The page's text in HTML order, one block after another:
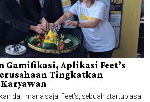
Gamifikasi, Aplikasi Feet’s
Tingkatkan
dari mana saja. Feet’s, sebuah startup asal